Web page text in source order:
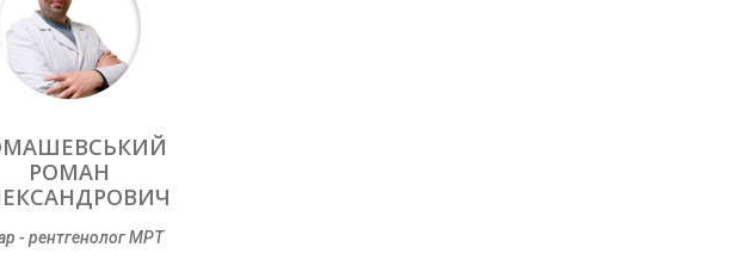
РОМАН
- рентгенолог МРТ